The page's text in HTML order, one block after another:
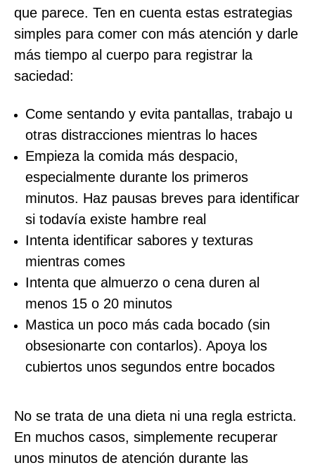
que parece. Ten en cuenta estas estrategias
simples para comer con más atención y darle
más tiempo al cuerpo para registrar la
saciedad:
Come sentando y evita pantallas, trabajo u
otras distracciones mientras lo haces
Empieza la comida más despacio,
especialmente durante los primeros
minutos. Haz pausas breves para identificar
si todavía existe hambre real
Intenta identificar sabores y texturas
mientras comes
Intenta que almuerzo o cena duren al
menos 15 o 20 minutos
Mastica un poco más cada bocado (sin
obsesionarte con contarlos). Apoya los
cubiertos unos segundos entre bocados
No se trata de una dieta ni una regla estricta.
En muchos casos, simplemente recuperar
unos minutos de atención durante las